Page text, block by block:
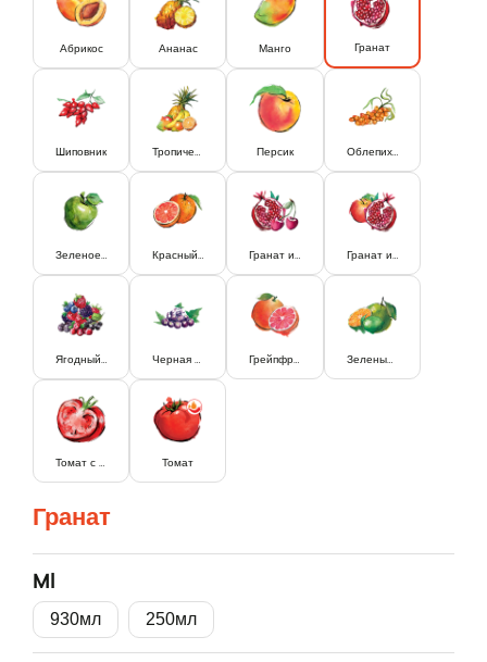
Эл. почта
Абрикос Ананас Манго Гранат
Шиповник Тропический Персик Облепиха
Зеленое Яблоко Красный Апельсин Гранат и Вишня Гранат и Яблоко
Ягодный Микс Черная Смородина Грейпфрут Зеленый Апельсин и Лайм
Томат с мякотью Томат
Гранат
Ml
930мл 250мл